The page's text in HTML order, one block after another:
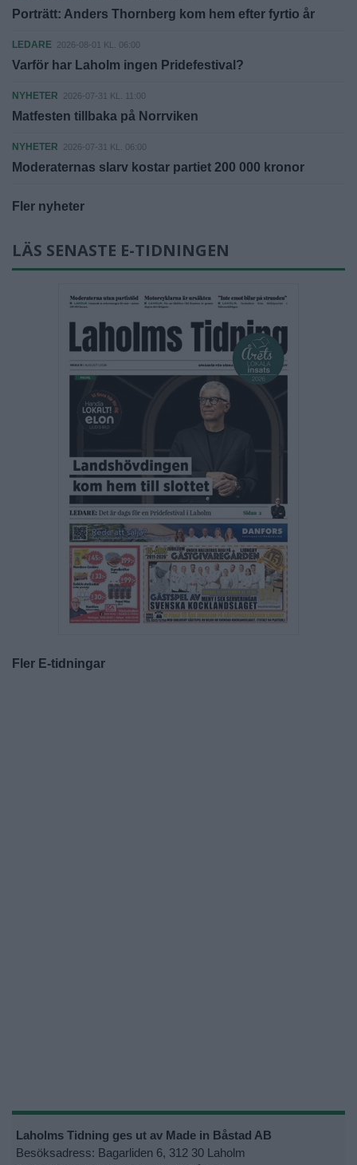
Porträtt: Anders Thornberg kom hem efter fyrtio år
LEDARE 2026-08-01 KL. 06:00
Varför har Laholm ingen Pridefestival?
NYHETER 2026-07-31 KL. 11:00
Matfesten tillbaka på Norrviken
NYHETER 2026-07-31 KL. 06:00
Moderaternas slarv kostar partiet 200 000 kronor
Fler nyheter
LÄS SENASTE E-TIDNINGEN
Fler E-tidningar
Laholms Tidning ges ut av Made in Båstad AB
Besöksadress: Bagarliden 6, 312 30 Laholm